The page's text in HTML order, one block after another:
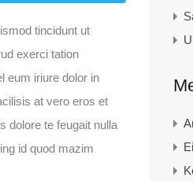
tincidunt ut
exerci tation
eum iriure dolor in
at vero eros et
dolore te feugait nulla
id quod mazim